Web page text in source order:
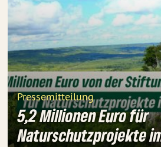
Pressemitteilung
5,2 Millionen Euro für
Naturschutzprojekte